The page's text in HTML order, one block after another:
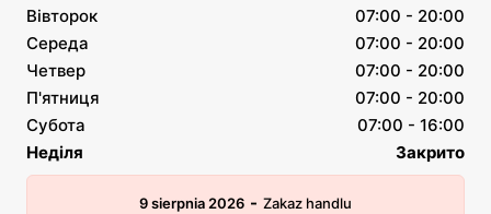
Вівторок
07:00 - 20:00
Середа
07:00 - 20:00
Четвер
07:00 - 20:00
П'ятниця
07:00 - 20:00
Субота
07:00 - 16:00
Неділя
Закрито
9 sierpnia 2026 - Zakaz handlu